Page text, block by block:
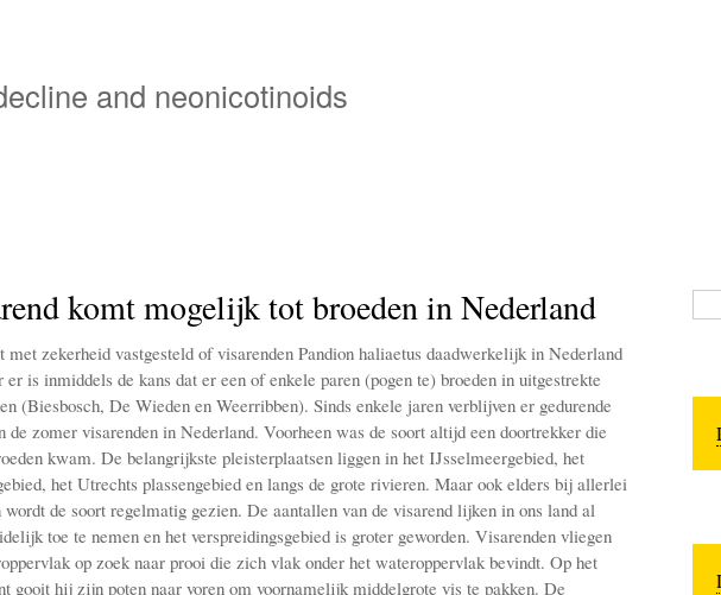
de
and neonicotinoids
komt mogelijk tot broeden in Nederland
met zekerheid vastgesteld of visarenden Pandion haliaetus daadwerkelijk in Nederland
er is inmiddels de kans dat er een of enkele paren (pogen te) broeden in uitgestrekte
(Biesbosch, De Wieden en Weerribben). Sinds enkele jaren verblijven er gedurende
de zomer visarenden in Nederland. Voorheen was de soort altijd een doortrekker die
kwam. De belangrijkste pleisterplaatsen liggen in het IJsselmeergebied, het
het Utrechts plassengebied en langs de grote rivieren. Maar ook elders bij allerlei
de soort regelmatig gezien. De aantallen van de visarend lijken in ons land al
toe te nemen en het verspreidingsgebied is groter geworden. Visarenden vliegen
op zoek naar prooi die zich vlak onder het wateroppervlak bevindt. Op het
gooit hij zijn poten naar voren om voornamelijk middelgrote vis te pakken. De